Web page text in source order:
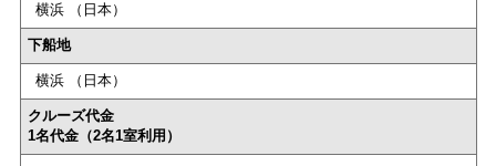
横浜 （日本）
下船地
横浜 （日本）
クルーズ代金
1名代金（2名1室利用）